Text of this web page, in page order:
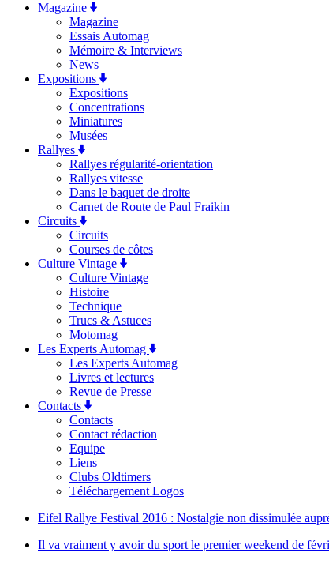
Magazine
Magazine
Essais Automag
Mémoire & Interviews
News
Expositions
Expositions
Concentrations
Miniatures
Musées
Rallyes
Rallyes régularité-orientation
Rallyes vitesse
Dans le baquet de droite
Carnet de Route de Paul Fraikin
Circuits
Circuits
Courses de côtes
Culture Vintage
Culture Vintage
Histoire
Technique
Trucs & Astuces
Motomag
Les Experts Automag
Les Experts Automag
Livres et lectures
Revue de Presse
Contacts
Contacts
Contact rédaction
Equipe
Liens
Clubs Oldtimers
Téléchargement Logos
Eifel Rallye Festival 2016 : Nostalgie non dissimulée
Il va vraiment y avoir du sport le premier weekend de